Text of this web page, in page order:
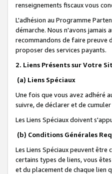
renseignements fiscaux vous
L'adhésion au Programme
démarche. Nous n'avons jamais
recommandons de faire preuve
proposer des services payants.
2. Liens Présents sur Votre
(a) Liens Spéciaux
Une fois que vous avez adhéré
suivre, de déclarer et de
Les Liens Spéciaux doivent
(b) Conditions Générales
Les Liens Spéciaux peuvent
certains types de liens, vous
et du placement de chaque lien